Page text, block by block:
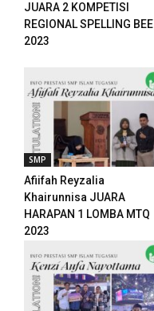
JUARA 2 KOMPETISI
REGIONAL SPELLING BEE
2023
SMP
Afiifah Reyzalia
Khairunnisa JUARA
HARAPAN 1 LOMBA MTQ
2023